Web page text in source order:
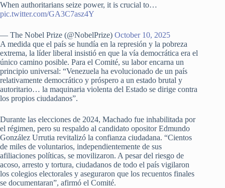
When authoritarians seize power, it is crucial to…
pic.twitter.com/GA3C7asz4Y
— The Nobel Prize (@NobelPrize) October 10, 2025
A medida que el país se hundía en la represión y la pobreza
extrema, la líder liberal insistió en que la vía democrática era el
único camino posible. Para el Comité, su labor encarna un
principio universal: “Venezuela ha evolucionado de un país
relativamente democrático y próspero a un estado brutal y
autoritario… la maquinaria violenta del Estado se dirige contra
los propios ciudadanos”.
Durante las elecciones de 2024, Machado fue inhabilitada por
el régimen, pero su respaldo al candidato opositor Edmundo
González Urrutia revitalizó la confianza ciudadana. “Cientos
de miles de voluntarios, independientemente de sus
afiliaciones políticas, se movilizaron. A pesar del riesgo de
acoso, arresto y tortura, ciudadanos de todo el país vigilaron
los colegios electorales y aseguraron que los recuentos finales
se documentaran”, afirmó el Comité.